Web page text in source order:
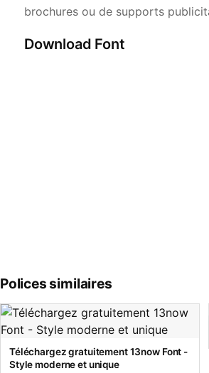
brochures ou de supports
Download Font
Polices similaires
Téléchargez gratuitement 13now Font -
Style moderne et unique